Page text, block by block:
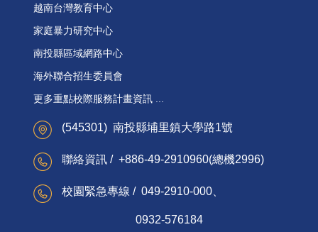
越南台灣教育中心
家庭暴力研究中心
南投縣區域網路中心
海外聯合招生委員會
更多重點校際服務計畫資訊 ...
(545301) 南投縣埔里鎮大學路1號
聯絡資訊 / +886-49-2910960(總機2996)
校園緊急專線 / 049-2910-000、
0932-576184